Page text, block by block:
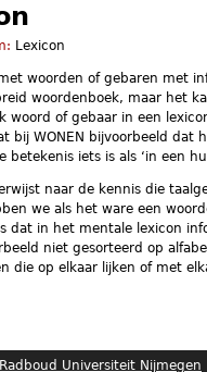
Lexicon
woorden of gebaren met
woordenboek, maar het
woord of gebaar in een
bij WONEN bijvoorbeeld
iets is als ‘in een
naar de kennis die
we als het ware een
dat in het mentale lexicon
niet gesorteerd op
die op elkaar lijken of met
Radboud Universiteit Nijmegen